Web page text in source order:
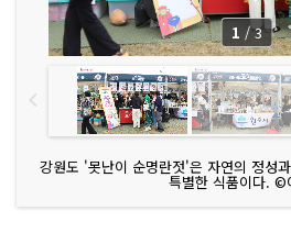
강원도 '못난이 순명란젓'은 자연의 정성
특별한 식품이다. ©
1 / 3